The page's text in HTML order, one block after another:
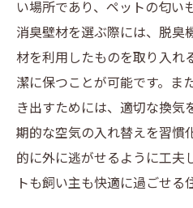
い場所であり、ペットの匂い
消臭壁材を選ぶ際には、脱臭
材を利用したものを取り入れ
潔に保つことが可能です。ま
き出すためには、適切な換気
期的な空気の入れ替えを習慣
的に外に逃がせるように工夫
トも飼い主も快適に過ごせる